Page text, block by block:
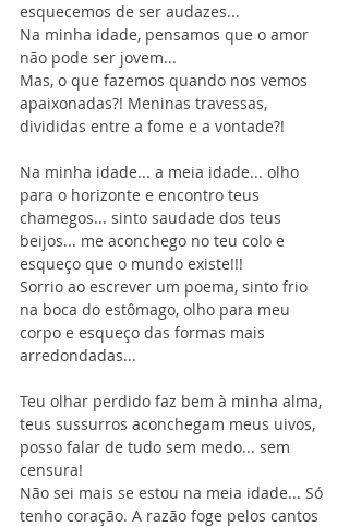
esquecemos de ser audazes...
Na minha idade, pensamos que o amor
não pode ser jovem...
Mas, o que fazemos quando nos vemos
apaixonadas?! Meninas travessas,
divididas entre a fome e a vontade?!
Na minha idade... a meia idade... olho
para o horizonte e encontro teus
chamegos... sinto saudade dos teus
beijos... me aconchego no teu colo e
esqueço que o mundo existe!!!
Sorrio ao escrever um poema, sinto frio
na boca do estômago, olho para meu
corpo e esqueço das formas mais
arredondadas...
Teu olhar perdido faz bem à minha alma,
teus sussurros aconchegam meus uivos,
posso falar de tudo sem medo... sem
censura!
Não sei mais se estou na meia idade... Só
tenho coração. A razão foge pelos cantos